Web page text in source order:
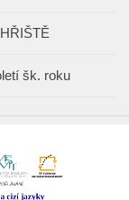
šk. roku